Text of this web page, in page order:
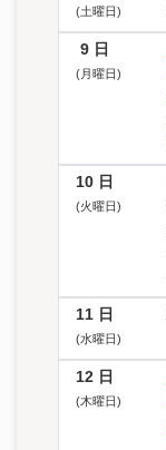
(土曜日)
9 日
(月曜日)
10 日
(火曜日)
11 日
(水曜日)
12 日
(木曜日)